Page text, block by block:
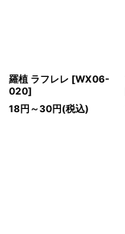
羅植 ラフレレ [WX06-
020]
18円 ～30円(税込)